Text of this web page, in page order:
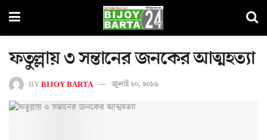
ফতুল্লায় ৩ সন্তানের জনকের আত্মহত্যা
BYBIJOY BARTA জুলাই ২০, ২০১৬